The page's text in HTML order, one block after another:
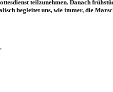
teilzunehmen. Danach
begleitet uns, wie immer, die